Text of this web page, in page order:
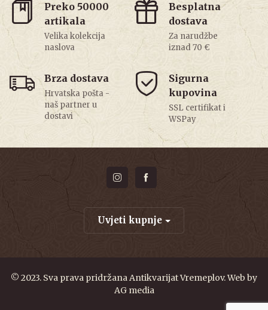
Preko 50000
artikala
Velika kolekcija
naslova
Besplatna
dostava
Za narudžbe
iznad 70 €
Brza dostava
Hrvatska pošta -
naš partner u
dostavi
Sigurna
kupovina
SSL certifikat i
WSPay
Uvjeti kupnje
© 2023. Sva prava pridržana Antikvarijat Vremeplov. Web by
AG media